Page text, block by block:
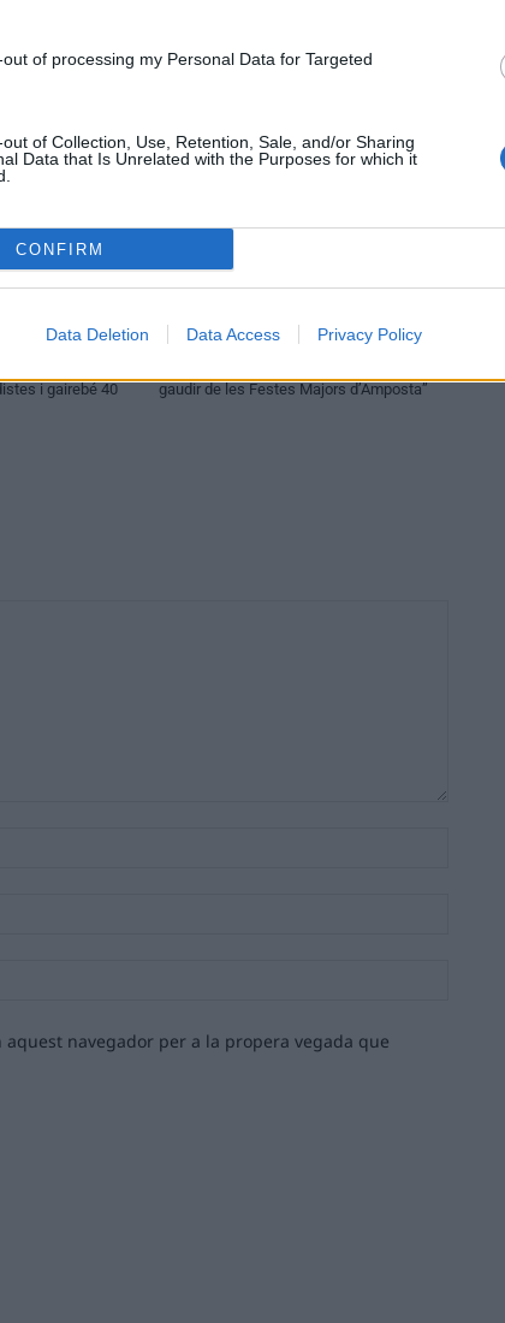
of processing my Personal Data for Targeted
of Collection, Use, Retention, Sale, and/or Sharing
Data that Is Unrelated with the Purposes for which it
CONFIRM
Data Deletion Data Access Privacy Policy
i gairebé 40
Entrevistes
gaudir de les Festes Majors d’Amposta”
navegador per a la propera vegada que